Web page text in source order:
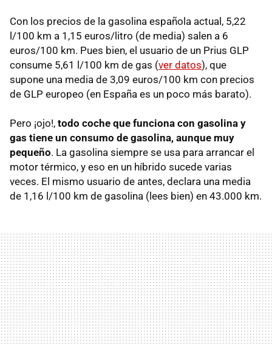
Con los precios de la gasolina española actual, 5,22
l/100 km a 1,15 euros/litro (de media) salen a 6
euros/100 km. Pues bien, el usuario de un Prius GLP
consume 5,61 l/100 km de gas (ver datos), que
supone una media de 3,09 euros/100 km con precios
de GLP europeo (en España es un poco más barato).
Pero ¡ojo!, todo coche que funciona con gasolina y
gas tiene un consumo de gasolina, aunque muy
pequeño. La gasolina siempre se usa para arrancar el
motor térmico, y eso en un híbrido sucede varias
veces. El mismo usuario de antes, declara una media
de 1,16 l/100 km de gasolina (lees bien) en 43.000 km.